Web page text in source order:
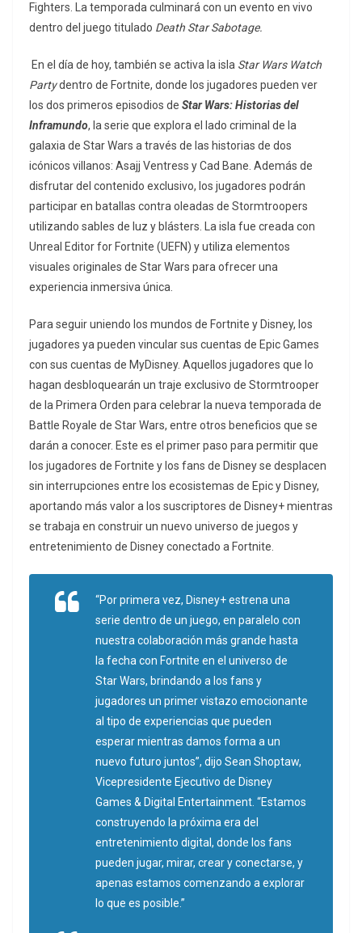
Fighters. La temporada culminará con un evento en vivo
dentro del juego titulado Death Star Sabotage.
En el día de hoy, también se activa la isla Star Wars Watch
Partydentro de Fortnite, donde los jugadores pueden ver
los dos primeros episodios de Star Wars: Historias del
Inframundo, la serie que explora el lado criminal de la
galaxia de Star Wars a través de las historias de dos
icónicos villanos: Asajj Ventress y Cad Bane. Además de
disfrutar del contenido exclusivo, los jugadores podrán
participar en batallas contra oleadas de Stormtroopers
utilizando sables de luz y blásters. La isla fue creada con
Unreal Editor for Fortnite (UEFN) y utiliza elementos
visuales originales de Star Wars para ofrecer una
experiencia inmersiva única.
Para seguir uniendo los mundos de Fortnite y Disney, los
jugadores ya pueden vincular sus cuentas de Epic Games
con sus cuentas de MyDisney. Aquellos jugadores que lo
hagan desbloquearán un traje exclusivo de Stormtrooper
de la Primera Orden para celebrar la nueva temporada de
Battle Royale de Star Wars, entre otros beneficios que se
darán a conocer. Este es el primer paso para permitir que
los jugadores de Fortnite y los fans de Disney se desplacen
sin interrupciones entre los ecosistemas de Epic y Disney,
aportando más valor a los suscriptores de Disney+ mientras
se trabaja en construir un nuevo universo de juegos y
entretenimiento de Disney conectado a Fortnite.
“Por primera vez, Disney+ estrena una
serie dentro de un juego, en paralelo con
nuestra colaboración más grande hasta
la fecha con Fortnite en el universo de
Star Wars, brindando a los fans y
jugadores un primer vistazo emocionante
al tipo de experiencias que pueden
esperar mientras damos forma a un
nuevo futuro juntos”, dijo Sean Shoptaw,
Vicepresidente Ejecutivo de Disney
Games & Digital Entertainment. “Estamos
construyendo la próxima era del
entretenimiento digital, donde los fans
pueden jugar, mirar, crear y conectarse, y
apenas estamos comenzando a explorar
lo que es posible.”